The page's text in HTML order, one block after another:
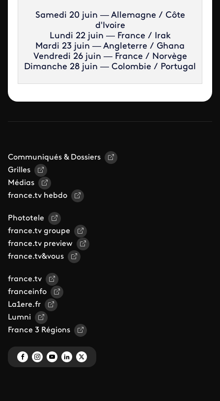
Samedi 20 juin — Allemagne / Côte
d'Ivoire
Lundi 22 juin — France / Irak
Mardi 23 juin — Angleterre / Ghana
Vendredi 26 juin — France / Norvège
Dimanche 28 juin — Colombie / Portugal
Communiqués & Dossiers
Grilles
Médias
france.tv hebdo
Phototele
france.tv groupe
france.tv preview
france.tv&vous
france.tv
franceinfo
La1ere.fr
Lumni
France 3 Régions